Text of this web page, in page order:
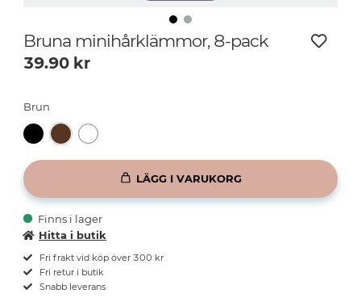
Bruna minihårklämmor, 8-pack
39.90 kr
Brun
LÄGG I VARUKORG
Finns i lager
Hitta i butik
Fri frakt vid köp över 300 kr
Fri retur i butik
Snabb leverans